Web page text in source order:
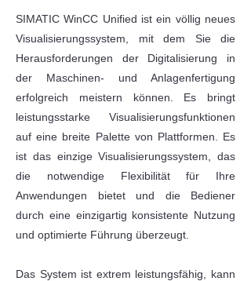
SIMATIC WinCC Unified ist ein völlig neues
Visualisierungssystem, mit dem Sie die
Herausforderungen der Digitalisierung in
der Maschinen- und Anlagenfertigung
erfolgreich meistern können. Es bringt
leistungsstarke Visualisierungsfunktionen
auf eine breite Palette von Plattformen. Es
ist das einzige Visualisierungssystem, das
die notwendige Flexibilität für Ihre
Anwendungen bietet und die Bediener
durch eine einzigartig konsistente Nutzung
und optimierte Führung überzeugt.
Das System ist extrem leistungsfähig, kann